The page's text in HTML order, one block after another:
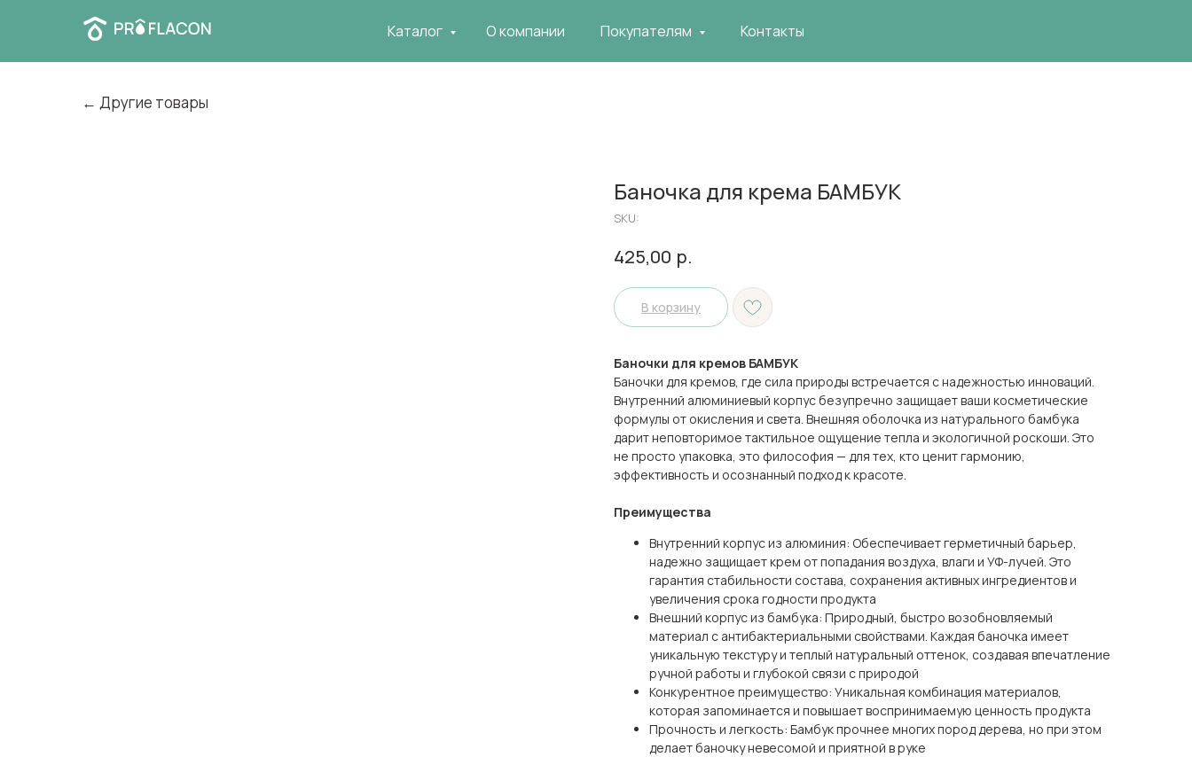
Каталог О компании Покупателям Контакты
← Другие товары
Баночка для крема БАМБУК
SKU:
425,00 р.
В корзину
Баночки для кремов БАМБУК
Баночки для кремов, где сила природы встречается с надежностью инноваций.
Внутренний алюминиевый корпус безупречно защищает ваши косметические
формулы от окисления и света. Внешняя оболочка из натурального бамбука
дарит неповторимое тактильное ощущение тепла и экологичной роскоши. Это
не просто упаковка, это философия — для тех, кто ценит гармонию,
эффективность и осознанный подход к красоте.
Преимущества
Внутренний корпус из алюминия: Обеспечивает герметичный барьер,
надежно защищает крем от попадания воздуха, влаги и УФ-лучей. Это
гарантия стабильности состава, сохранения активных ингредиентов и
увеличения срока годности продукта
Внешний корпус из бамбука: Природный, быстро возобновляемый
материал с антибактериальными свойствами. Каждая баночка имеет
уникальную текстуру и теплый натуральный оттенок, создавая впечатление
ручной работы и глубокой связи с природой
Конкурентное преимущество: Уникальная комбинация материалов,
которая запоминается и повышает воспринимаемую ценность продукта
Прочность и легкость: Бамбук прочнее многих пород дерева, но при этом
делает баночку невесомой и приятной в руке